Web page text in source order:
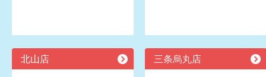
北山店 三条烏丸店